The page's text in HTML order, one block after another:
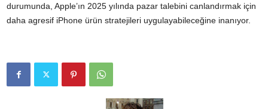
durumunda, Apple’ın 2025 yılında pazar talebini canlandırmak için
daha agresif iPhone ürün stratejileri uygulayabileceğine inanıyor.